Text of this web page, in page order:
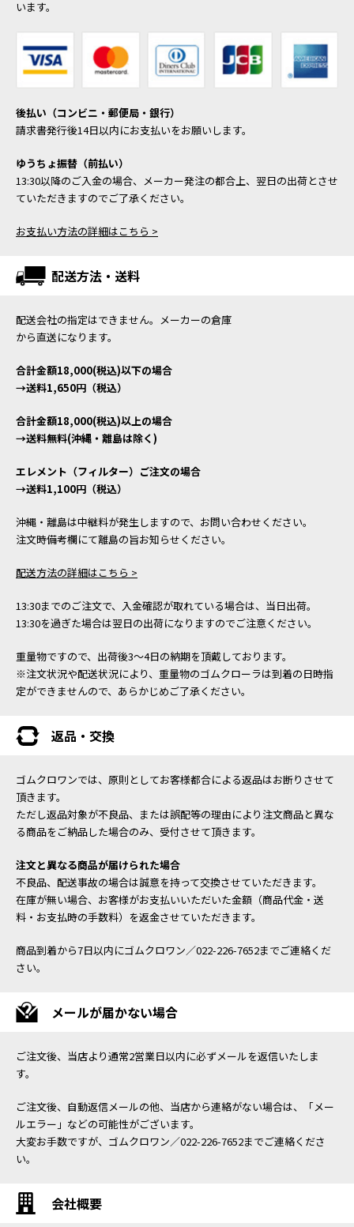
います。
後払い（コンビニ・郵便局・銀行）
請求書発行後14日以内にお支払いをお願いします。
ゆうちょ振替（前払い）
13:30以降のご入金の場合、メーカー発注の都合上、翌日の出荷とさせ
ていただきますのでご了承ください。
お支払い方法の詳細はこちら >
配送方法・送料
配送会社の指定はできません。メーカーの倉庫
から直送になります。
合計金額18,000(税込)以下の場合
→送料1,650円（税込）
合計金額18,000(税込)以上の場合
→送料無料(沖縄・離島は除く)
エレメント（フィルター）ご注文の場合
→送料1,100円（税込）
沖縄・離島は中継料が発生しますので、お問い合わせください。
注文時備考欄にて離島の旨お知らせください。
配送方法の詳細はこちら >
13:30までのご注文で、入金確認が取れている場合は、当日出荷。
13:30を過ぎた場合は翌日の出荷になりますのでご注意ください。
重量物ですので、出荷後3～4日の納期を頂戴しております。
※注文状況や配送状況により、重量物のゴムクローラは到着の日時指
定ができませんので、あらかじめご了承ください。
返品・交換
ゴムクロワンでは、原則としてお客様都合による返品はお断りさせて
頂きます。
ただし返品対象が不良品、または誤配等の理由により注文商品と異な
る商品をご納品した場合のみ、受付させて頂きます。
注文と異なる商品が届けられた場合
不良品、配送事故の場合は誠意を持って交換させていただきます。
在庫が無い場合、お客様がお支払いいただいた金額（商品代金・送
料・お支払時の手数料）を返金させていただきます。
商品到着から7日以内にゴムクロワン／022-226-7652までご連絡くだ
さい。
メールが届かない場合
ご注文後、当店より通常2営業日以内に必ずメールを返信いたしま
す。
ご注文後、自動返信メールの他、当店から連絡がない場合は、「メー
ルエラー」などの可能性がございます。
大変お手数ですが、ゴムクロワン／022-226-7652までご連絡くださ
い。
会社概要